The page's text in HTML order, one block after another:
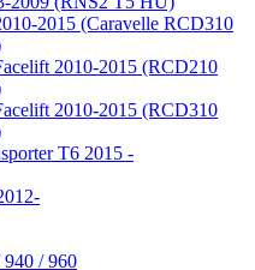
2015 (Caravelle RCD310
2010-2015 (RCD210
2010-2015 (RCD310
T6 2015 -
940 / 960